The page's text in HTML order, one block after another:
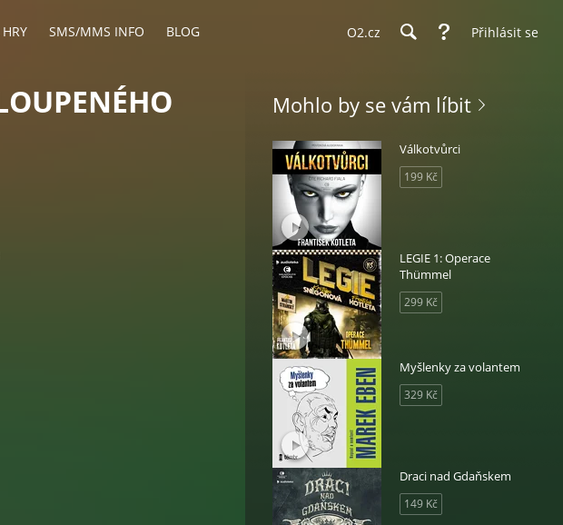
SMS/MMS INFO BLOG O2.cz Přihlásit se
Mohlo by se vám líbit
Válkotvůrci
199 Kč
LEGIE 1: Operace
Thümmel
299 Kč
Myšlenky za volantem
329 Kč
Draci nad Gdaňskem
149 Kč